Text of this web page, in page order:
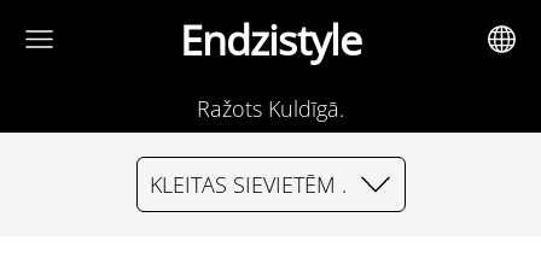
Endzistyle
Ražots Kuldīgā.
KLEITAS SIEVIETĒM .